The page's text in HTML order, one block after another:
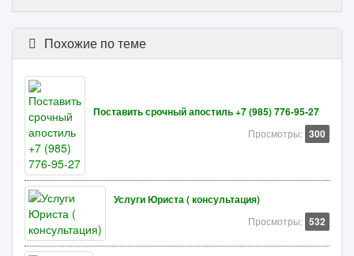
Похожие по теме
Поставить срочный апостиль +7 (985) 776-95-27
Просмотры: 300
Услуги Юриста ( консультация)
Просмотры: 532